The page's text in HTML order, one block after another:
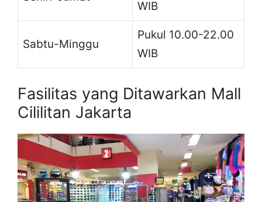
WIB
Sabtu-Minggu
Pukul 10.00-22.00
WIB
Fasilitas yang Ditawarkan Mall
Cililitan Jakarta